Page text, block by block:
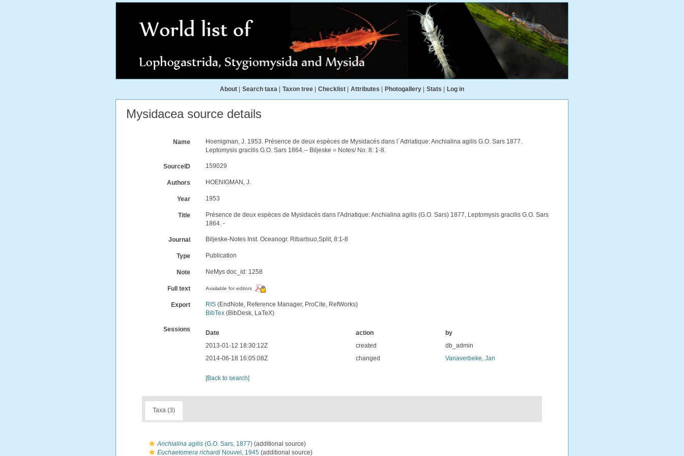
About Search taxa Taxon tree Checklist Attributes Photogallery Stats Log in
Mysidacea source details
Name
Hoenigman, J. 1953. Présence de deux espèces de Mysidacés dans l´Adriatique: Anchialina agilis G.O. Sars 1877.
Leptomysis gracilis G.O. Sars 1864.-- Biljeske = Notes/ No. 8: 1-8.
SourceID 159029
Authors HOENIGMAN, J.
Year 1953
Title
Présence de deux espèces de Mysidacés dans l'Adriatique: Anchialina agilis (G.O. Sars) 1877, Leptomysis gracilis G.O. Sars
1864. -
Journal Biljeske-Notes Inst. Oceanogr. Ribartsuo,Split, 8:1-8
Type Publication
Note NeMys doc_id: 1258
Full text Available for editors
Export RIS (EndNote, Reference Manager, ProCite, RefWorks)
BibTex (BibDesk, LaTeX)
Sessions Date action
by
2013-01-12 18:30:12Z
created
db_admin
2014-06-18 16:05:08Z
changed Vanaverbeke, Jan
[Back to search]
Taxa (3)
Anchialina agilis (G.O. Sars, 1877) (additional source)
Euchaetomera richardi Nouvel, 1945 (additional source)